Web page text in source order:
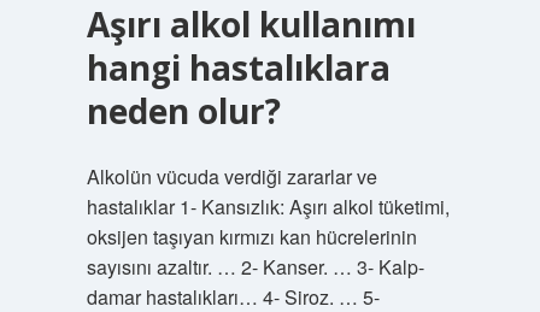
Aşırı alkol kullanımı
hangi hastalıklara
neden olur?
Alkolün vücuda verdiği zararlar ve
hastalıklar 1- Kansızlık: Aşırı alkol tüketimi,
oksijen taşıyan kırmızı kan hücrelerinin
sayısını azaltır. … 2- Kanser. … 3- Kalp-
damar hastalıkları… 4- Siroz. … 5-